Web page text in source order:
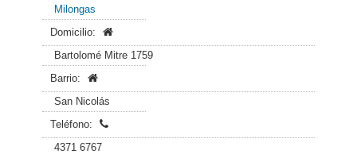
Milongas
Domicilio:
Bartolomé Mitre 1759
Barrio:
San Nicolás
Teléfono:
4371 6767